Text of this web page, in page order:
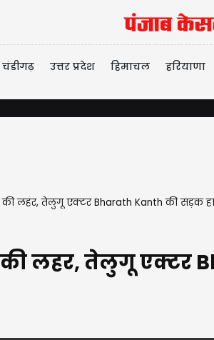
चंडीगढ़ उत्तर प्रदेश हिमाचल हरियाणा
की लहर, तेलुगू एक्टर Bharath Kanth की सड़क
की लहर, तेलुगू